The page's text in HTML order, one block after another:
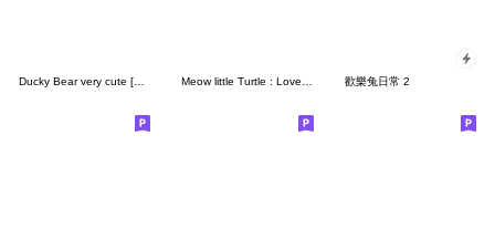
歡樂兔日常 2